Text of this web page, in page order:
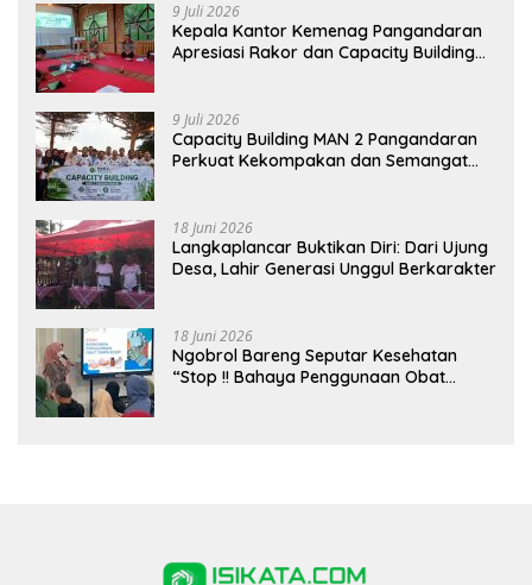
9 Juli 2026
Kepala Kantor Kemenag Pangandaran
Apresiasi Rakor dan Capacity Building
9 Juli 2026
Capacity Building MAN 2 Pangandaran
Perkuat Kekompakan dan Semangat
18 Juni 2026
Langkaplancar Buktikan Diri: Dari Ujung
Desa, Lahir Generasi Unggul Berkarakter
18 Juni 2026
Ngobrol Bareng Seputar Kesehatan
“Stop !! Bahaya Penggunaan Obat